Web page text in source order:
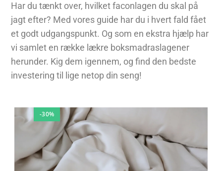
Har du tænkt over, hvilket faconlagen du skal på
jagt efter? Med vores guide har du i hvert fald fået
et godt udgangspunkt. Og som en ekstra hjælp har
vi samlet en række lækre boksmadraslagener
herunder. Kig dem igennem, og find den bedste
investering til lige netop din seng!
-30%